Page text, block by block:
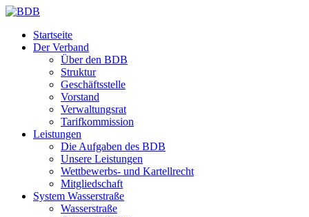
Startseite
Der Verband
Über den BDB
Struktur
Geschäftsstelle
Vorstand
Verwaltungsrat
Tarifkommission
Leistungen
Die Aufgaben des BDB
Unsere Leistungen
Wettbewerbs- und Kartellrecht
Mitgliedschaft
System Wasserstraße
Wasserstraße